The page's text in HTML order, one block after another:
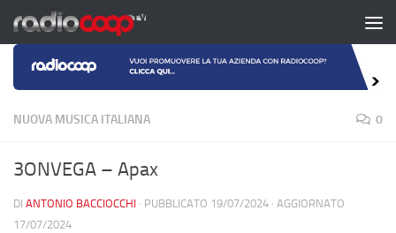
Salta al contenuto
NUOVA MUSICA ITALIANA 0
3ONVEGA – Apax
DI ANTONIO BACCIOCCHI · PUBBLICATO 19/07/2024 · AGGIORNATO
17/07/2024